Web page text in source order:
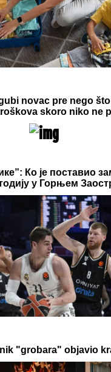
nova linija paketa
свестан да је пред
važi vaučer od